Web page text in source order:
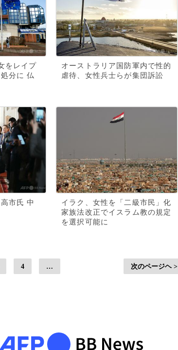
をレイプ
分に 仏
オーストラリア国防軍内で性的
虐待、女性兵士らが集団訴訟
市氏 中
イラク、女性を「二級市民」化
家族法改正でイスラム教の規定
を選択可能に
4 … 次のページヘ >